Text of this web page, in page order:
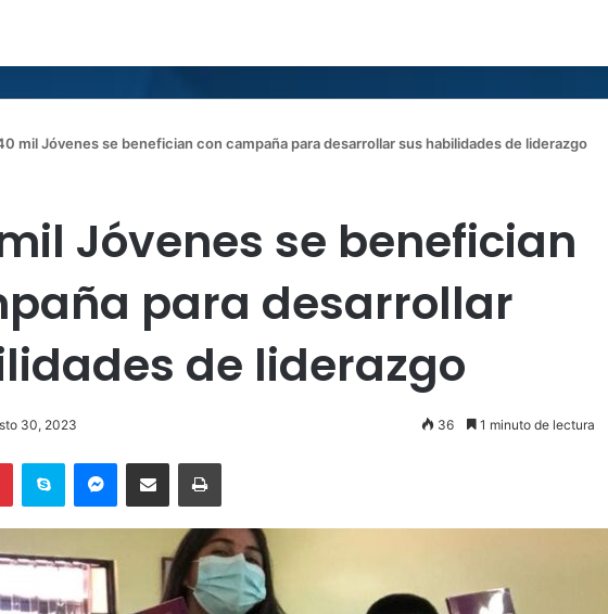
mil Jóvenes se benefician con campaña para desarrollar sus habilidades de liderazgo
Jóvenes se benefician
para desarrollar
de liderazgo
30, 2023 36 1 minuto de lectura
PinterestSkype MessengerCompartir por correo electrónicoImprimir